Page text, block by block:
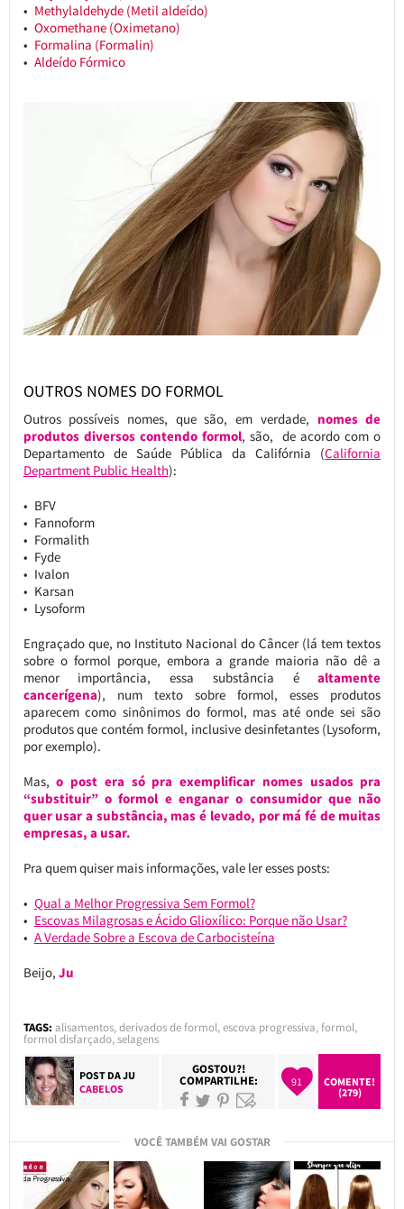
Methylaldehyde (Metil aldeído)
Oxomethane (Oximetano)
Formalina (Formalin)
Aldeído Fórmico
OUTROS NOMES DO FORMOL
Outros possíveis nomes, que são, em verdade, nomes de
produtos diversos contendo formol, são, de acordo com o
Departamento de Saúde Pública da Califórnia (California
Department Public Health):
BFV
Fannoform
Formalith
Fyde
Ivalon
Karsan
Lysoform
Engraçado que, no Instituto Nacional do Câncer (lá tem textos
sobre o formol porque, embora a grande maioria não dê a
menor importância, essa substância éaltamente
cancerígena), num texto sobre formol, esses produtos
aparecem como sinônimos do formol, mas até onde sei são
produtos que contém formol, inclusive desinfetantes (Lysoform,
por exemplo).
Mas,o post era só pra exemplificar nomes usados pra
“substituir” o formol e enganar o consumidor que não
quer usar a substância, mas é levado, por má fé de muitas
empresas, a usar.
Pra quem quiser mais informações, vale ler esses posts:
Qual a Melhor Progressiva Sem Formol?
Escovas Milagrosas e Ácido Glioxílico: Porque não Usar?
A Verdade Sobre a Escova de Carbocisteína
Beijo, Ju
TAGS: alisamentos,derivados de formol,escova progressiva,formol,
formol disfarçado,selagens
POST DAJU
CABELOS
GOSTOU?!
COMPARTILHE: 91
COMENTE!
(279)
VOCÊ TAMBÉM VAI GOSTAR